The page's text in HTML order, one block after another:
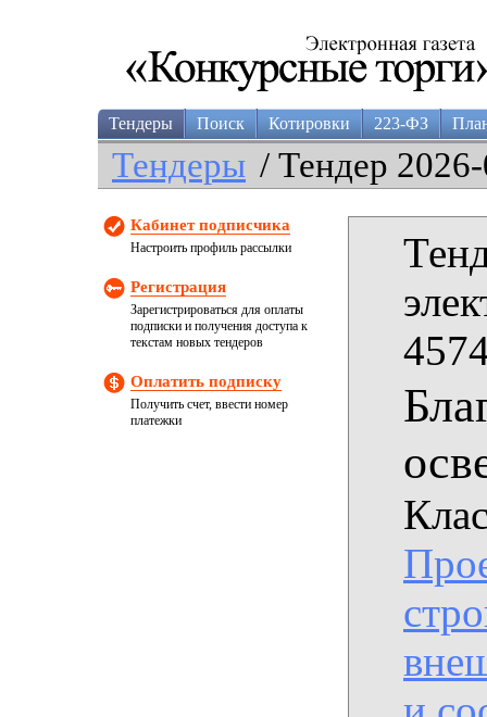
Тендеры Поиск Котировки 223-ФЗ
Тендеры / Тендер
Кабинет подписчика
Настроить профиль рассылки
Регистрация
Зарегистрироваться для оплаты
подписки и получения доступа к
текстам новых тендеров
Оплатить подписку
Получить счет, ввести номер
платежки